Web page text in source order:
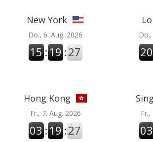
New York
Do., 6. Aug. 2026
15 :19 :27 20
Hong Kong
Fr., 7. Aug. 2026
03 :19 :27
Fr.,
03